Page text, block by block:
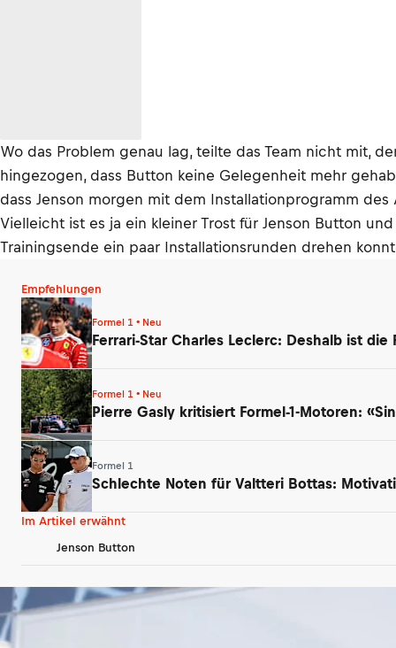
Wo das Problem genau lag, teilte das Team nicht mit,
hingezogen, dass Button keine Gelegenheit mehr
dass Jenson morgen mit dem Installationprogramm des
Vielleicht ist es ja ein kleiner Trost für Jenson Button
Trainingsende ein paar Installationsrunden drehen
Empfehlungen
Formel 1 • Neu
Ferrari-Star Charles Leclerc: Deshalb ist
Formel 1 • Neu
Pierre Gasly kritisiert Formel-1-Motoren:
Formel 1
Schlechte Noten für Valtteri Bottas:
Im Artikel erwähnt
Jenson Button